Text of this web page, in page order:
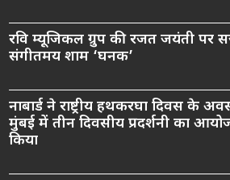
रवि म्यूजिकल ग्रुप की रजत जयंती पर
संगीतमय शाम ‘घनक’
नाबार्ड ने राष्ट्रीय हथकरघा दिवस के
मुंबई में तीन दिवसीय प्रदर्शनी का
किया